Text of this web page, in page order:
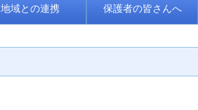
地域との連携 保護者の皆さんへ